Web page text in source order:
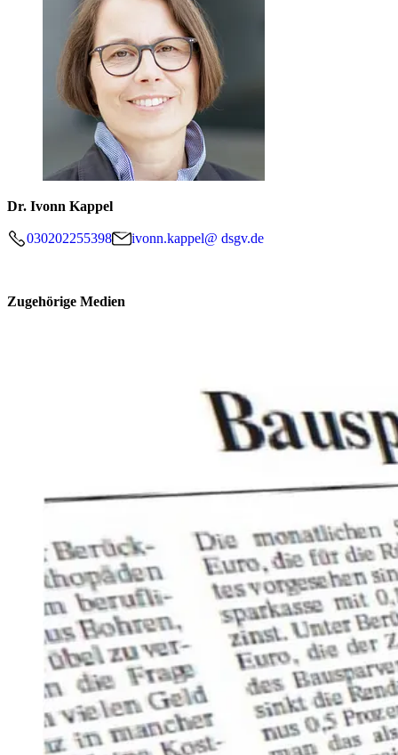
Dr. Ivonn Kappel
030202255398 ivonn.kappel@ dsgv.de
Zugehörige Medien